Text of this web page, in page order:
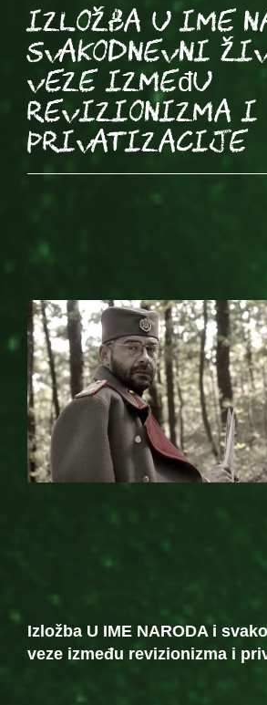
Izložba U IME
svakodnevni
veze između
revizionizma i
privatizacije
Izložba U IME NARODA i
veze između revizionizma i